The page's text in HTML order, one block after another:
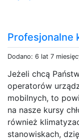
Profesjonalne
Dodano: 6 lat 7
Jeżeli chcą
operatorów
mobilnych, to
na nasze kursy
również
stanowiskach,